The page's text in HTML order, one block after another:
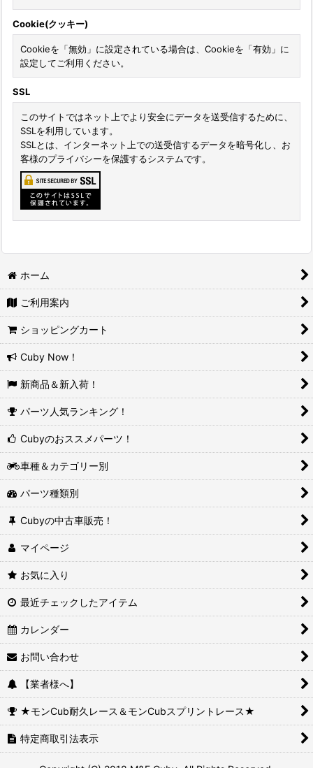
Cookie(クッキー)
Cookieを「無効」に設定されている場合は、Cookieを「有効」に
設定してご利用ください。
SSL
このサイトではネット上でより安全にデータを送受信するために、
SSLを利用しています。
SSLとは、インターネット上での送受信するデータを暗号化し、お
客様のプライバシーを保護するシステムです。
ホーム
ご利用案内
ショッピングカート
Cuby Now！
新商品＆新入荷！
パーツ人気ランキング！
Cubyのおススメパーツ！
車種＆カテゴリー別
パーツ種類別
Cubyの中古車販売！
マイページ
お気に入り
最近チェックしたアイテム
カレンダー
お問い合わせ
【業者様へ】
★モンCub耐久レース＆モンCubスプリントレース★
特定商取引法表示